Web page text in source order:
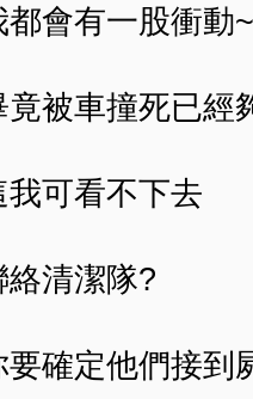
都會有一股衝動~
竟被車撞死已經
我可看不下去
絡清潔隊?
要確定他們接到